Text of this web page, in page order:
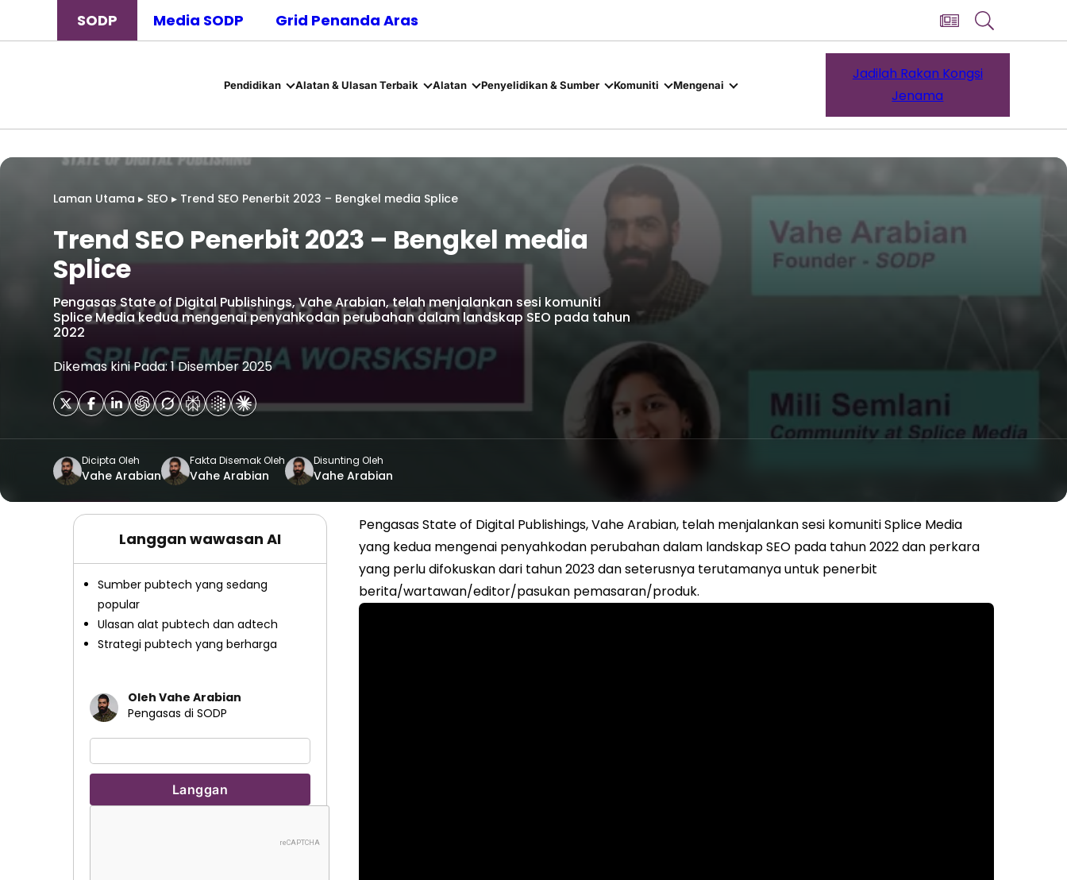
SODP Media SODP Grid Penanda Aras
Pendidikan Alatan & Ulasan Terbaik Alatan Penyelidikan & Sumber Komuniti Mengenai
Jadilah Rakan Kongsi
Jenama
Laman Utama ▸ SEO ▸ Trend SEO Penerbit 2023 – Bengkel media Splice
Trend SEO Penerbit 2023 – Bengkel media
Splice
Pengasas State of Digital Publishings, Vahe Arabian, telah menjalankan sesi komuniti
Splice Media kedua mengenai penyahkodan perubahan dalam landskap SEO pada tahun
2022
Dikemas kini Pada: 1 Disember 2025
Dicipta Oleh
Vahe Arabian
Fakta Disemak Oleh
Vahe Arabian
Disunting Oleh
Vahe Arabian
Langgan wawasan AI
Sumber pubtech yang sedang
popular
Ulasan alat pubtech dan adtech
Strategi pubtech yang berharga
Oleh Vahe Arabian
Pengasas di SODP
Pengasas State of Digital Publishings, Vahe Arabian, telah menjalankan sesi komuniti Splice Media
yang kedua mengenai penyahkodan perubahan dalam landskap SEO pada tahun 2022 dan perkara
yang perlu difokuskan dari tahun 2023 dan seterusnya terutamanya untuk penerbit
berita/wartawan/editor/pasukan pemasaran/produk.